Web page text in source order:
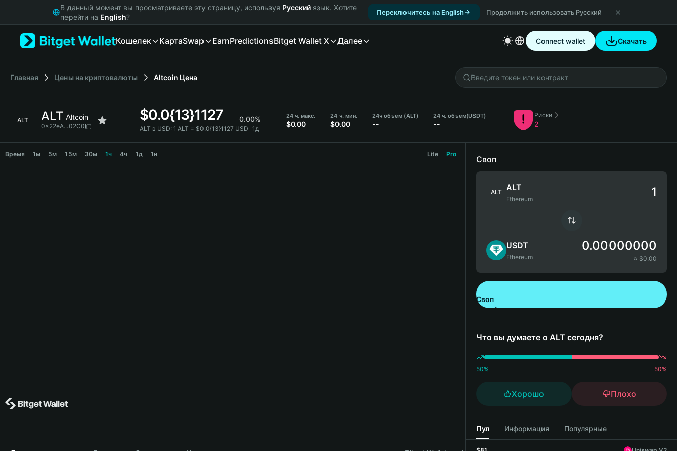
Русский
Italiano
Bahasa Indonesia
В данный момент вы просматриваете эту страницу, используя Русский язык. Хотите
перейти на English?
Переключитесь на English Продолжить использовать Русский
Кошелек КартаSwap EarnPredictionsBitget Wallet X Далее Connect wallet Скачать
Главная Цены на криптовалюты Altcoin Цена
ALT ALT Altcoin
0x22eA...02C0
$0.0{13}1127 0.00%
ALT в USD: 1 ALT = $0.0{13}1127 USD 1д
24 ч. макс.
$0.00
24 ч. мин.
$0.00
24ч объем (ALT)
--
24 ч. объем(USDT)
--
Риски
2
Время 1м 5м 15м 30м 1ч 4ч 1д 1н Lite Pro
Своп
ALT ALT
Ethereum
USDT
Ethereum
0.00000000
≈ $0.00
Своп
Что вы думаете о ALT сегодня?
50% 50%
Хорошо Плохо
Пул Информация Популярные